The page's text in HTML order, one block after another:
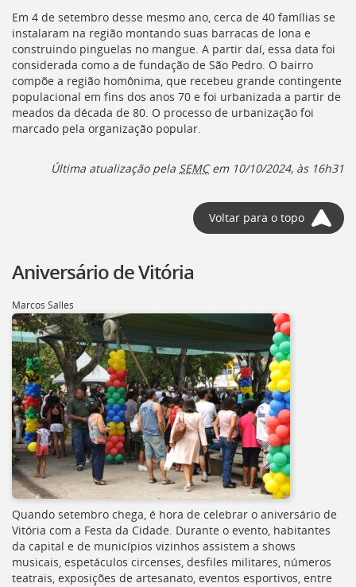
Em 4 de setembro desse mesmo ano, cerca de 40 famílias se
instalaram na região montando suas barracas de lona e
construindo pinguelas no mangue. A partir daí, essa data foi
considerada como a de fundação de São Pedro. O bairro
compõe a região homônima, que recebeu grande contingente
populacional em fins dos anos 70 e foi urbanizada a partir de
meados da década de 80. O processo de urbanização foi
marcado pela organização popular.
Última atualização pela SEMCem 10/10/2024, às 16h31
Voltar para o topo
Aniversário de Vitória
Marcos Salles
Quando setembro chega, é hora de celebrar o aniversário de
Vitória com a Festa da Cidade. Durante o evento, habitantes
da capital e de municípios vizinhos assistem a shows
musicais, espetáculos circenses, desfiles militares, números
teatrais, exposições de artesanato, eventos esportivos, entre